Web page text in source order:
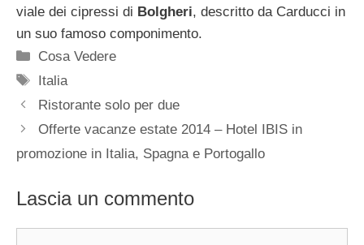
viale dei cipressi di Bolgheri, descritto da Carducci in
un suo famoso componimento.
Categorie
Cosa Vedere
Tag
Italia
Ristorante solo per due
Offerte vacanze estate 2014 – Hotel IBIS in
promozione in Italia, Spagna e Portogallo
Lascia un commento